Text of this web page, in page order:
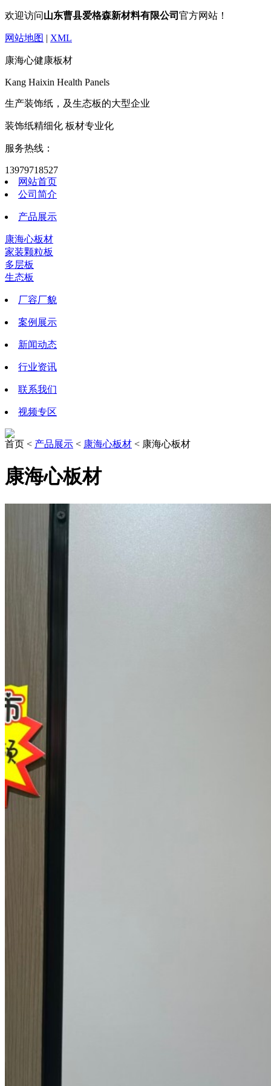
欢迎访问山东曹县爱格森新材料有限公司 官方网站！
网站地图 | XML
康海心健康板材
Kang Haixin Health Panels
生产装饰纸，及生态板的大型企业
装饰纸精细化 板材专业化
服务热线：
13979718527
网站首页
公司简介
产品展示
康海心板材
家装颗粒板
多层板
生态板
厂容厂貌
案例展示
新闻动态
行业资讯
联系我们
视频专区
首页 < 产品展示 < 康海心板材 < 康海心板材
康海心板材